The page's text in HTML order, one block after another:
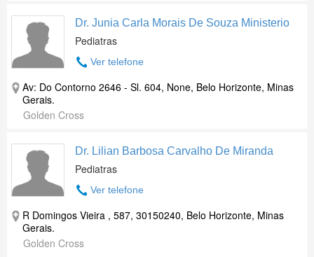
Dr. Junia Carla Morais De Souza Ministerio
Pediatras
Ver telefone
Av: Do Contorno 2646 - Sl. 604, None, Belo Horizonte, Minas
Gerais.
Golden Cross
Dr. Lilian Barbosa Carvalho De Miranda
Pediatras
Ver telefone
R Domingos Vieira , 587, 30150240, Belo Horizonte, Minas
Gerais.
Golden Cross